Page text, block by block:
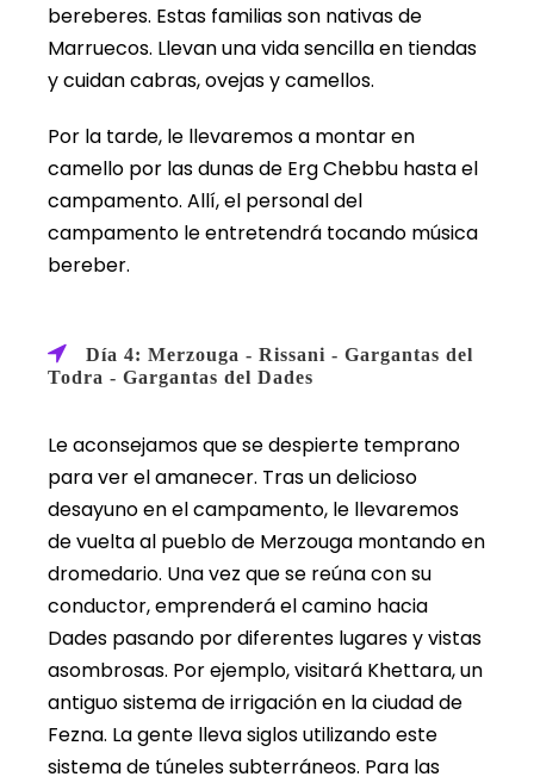
bereberes. Estas familias son nativas de
Marruecos. Llevan una vida sencilla en tiendas
y cuidan cabras, ovejas y camellos.
Por la tarde, le llevaremos a montar en
camello por las dunas de Erg Chebbu hasta el
campamento. Allí, el personal del
campamento le entretendrá tocando música
bereber.
Día 4: Merzouga - Rissani - Gargantas del
Todra - Gargantas del Dades
Le aconsejamos que se despierte temprano
para ver el amanecer. Tras un delicioso
desayuno en el campamento, le llevaremos
de vuelta al pueblo de Merzouga montando en
dromedario. Una vez que se reúna con su
conductor, emprenderá el camino hacia
Dades pasando por diferentes lugares y vistas
asombrosas. Por ejemplo, visitará Khettara, un
antiguo sistema de irrigación en la ciudad de
Fezna. La gente lleva siglos utilizando este
sistema de túneles subterráneos. Para las